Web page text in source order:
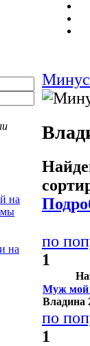
на
на
по
1
Муж мой
Владина
по
1